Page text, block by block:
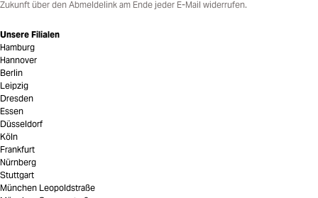
Zukunft über den Abmeldelink am Ende jeder E-Mail widerrufen.
Unsere Filialen
Hamburg
Hannover
Berlin
Leipzig
Dresden
Essen
Düsseldorf
Köln
Frankfurt
Nürnberg
Stuttgart
München Leopoldstraße